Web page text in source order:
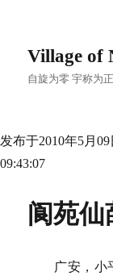
Village of
自旋为零 宇称为正
发布于2010年5月
09:43:07
阆苑仙
广安，小